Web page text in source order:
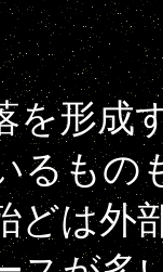
を形成
るもの
どは外